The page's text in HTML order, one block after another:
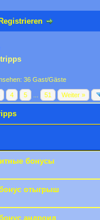
Registrieren
36 Gast/Gäste
4 5 51 Weiter »
бонусы
0 Bewertung(en) - 0 von
отыгрыш
0 Bewertung(en) - 0 von
андроид